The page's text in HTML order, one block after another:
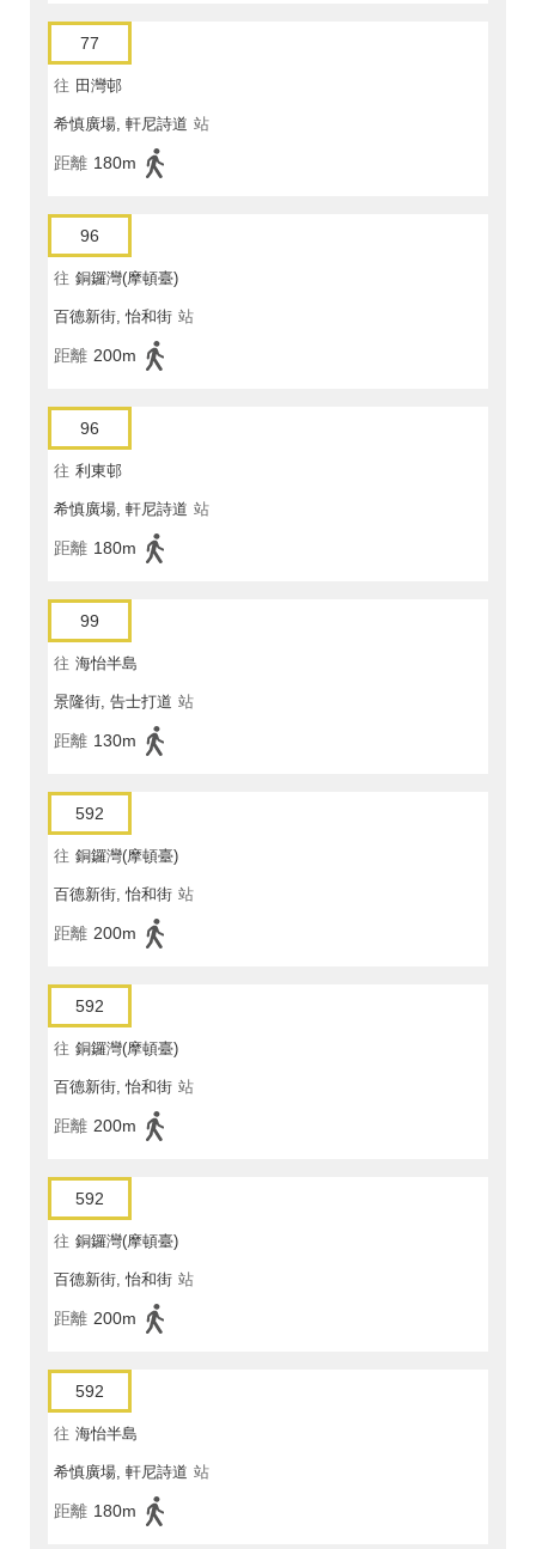
77
往 田灣邨
希慎廣場, 軒尼詩道 站
距離 180m
96
往 銅鑼灣(摩頓臺)
百德新街, 怡和街 站
距離 200m
96
往 利東邨
希慎廣場, 軒尼詩道 站
距離 180m
99
往 海怡半島
景隆街, 告士打道 站
距離 130m
592
往 銅鑼灣(摩頓臺)
百德新街, 怡和街 站
距離 200m
592
往 銅鑼灣(摩頓臺)
百德新街, 怡和街 站
距離 200m
592
往 銅鑼灣(摩頓臺)
百德新街, 怡和街 站
距離 200m
592
往 海怡半島
希慎廣場, 軒尼詩道 站
距離 180m